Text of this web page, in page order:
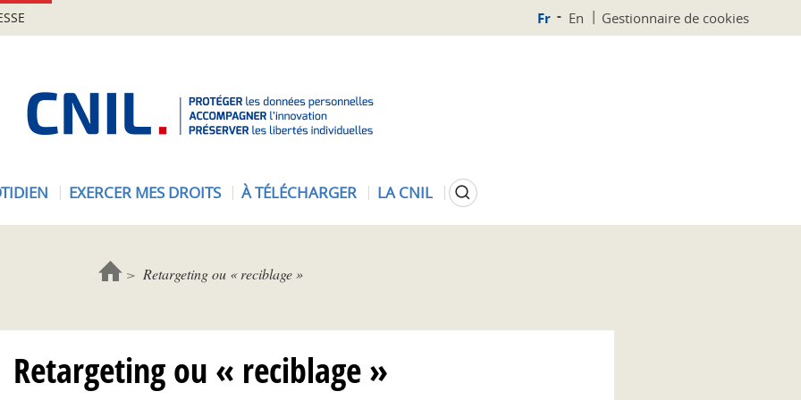
Fr En Gestionnaire de cookies
EXERCER MES DROITS À TÉLÉCHARGER LA CNIL Rechercher
Retargeting ou « reciblage »
Retargeting ou « reciblage »